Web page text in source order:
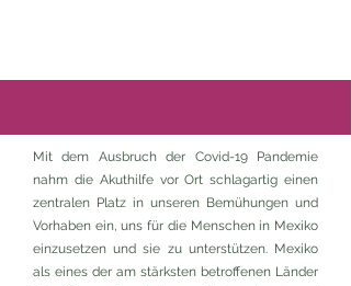
Mit dem Ausbruch der Covid-19 Pandemie
nahm die Akuthilfe vor Ort schlagartig einen
zentralen Platz in unseren Bemühungen und
Vorhaben ein, uns für die Menschen in Mexiko
einzusetzen und sie zu unterstützen. Mexiko
als eines der am stärksten betroffenen Länder